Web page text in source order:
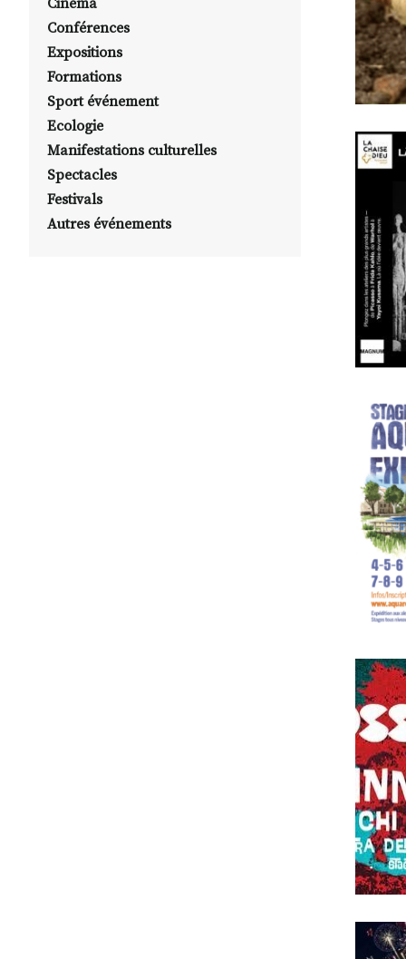
Conférences
Expositions
Formations
Sport événement
Ecologie
Manifestations culturelles
Spectacles
Festivals
Autres événements